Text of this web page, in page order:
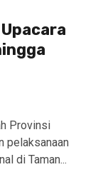
Provinsi
pelaksanaan
di Taman...